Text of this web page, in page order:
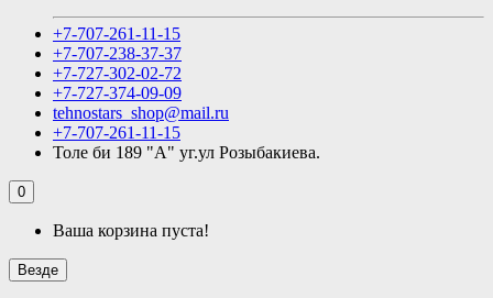
+7-707-261-11-15
+7-707-238-37-37
+7-727-302-02-72
+7-727-374-09-09
tehnostars_shop@mail.ru
+7-707-261-11-15
Толе би 189 "А" уг.ул Розыбакиева.
0
Ваша корзина пуста!
Везде